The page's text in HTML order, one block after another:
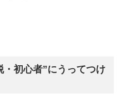
・初心者”にうってつけ